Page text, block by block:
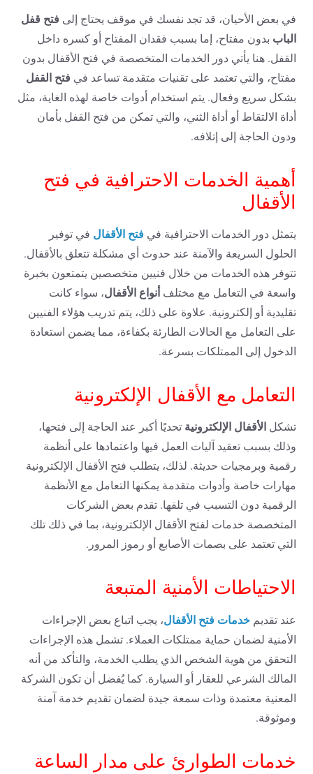
في بعض الأحيان، قد تجد نفسك في موقف يحتاج إلى فتح قفل
الباب بدون مفتاح، إما بسبب فقدان المفتاح أو كسره داخل
القفل. هنا يأتي دور الخدمات المتخصصة في فتح الأقفال بدون
مفتاح، والتي تعتمد على تقنيات متقدمة تساعد في فتح القفل
بشكل سريع وفعال. يتم استخدام أدوات خاصة لهذه الغاية، مثل
أداة الالتقاط أو أداة الثني، والتي تمكن من فتح القفل بأمان
ودون الحاجة إلى إتلافه.
أهمية الخدمات الاحترافية في فتح
الأقفال
يتمثل دور الخدمات الاحترافية في فتح الأقفال في توفير
الحلول السريعة والآمنة عند حدوث أي مشكلة تتعلق بالأقفال.
تتوفر هذه الخدمات من خلال فنيين متخصصين يتمتعون بخبرة
واسعة في التعامل مع مختلفأنواع الأقفال، سواء كانت
تقليدية أو إلكترونية. علاوة على ذلك، يتم تدريب هؤلاء الفنيين
على التعامل مع الحالات الطارئة بكفاءة، مما يضمن استعادة
الدخول إلى الممتلكات بسرعة.
التعامل مع الأقفال الإلكترونية
تشكل الأقفال الإلكترونية تحديًا أكبر عند الحاجة إلى فتحها،
وذلك بسبب تعقيد آليات العمل فيها واعتمادها على أنظمة
رقمية وبرمجيات حديثة. لذلك، يتطلب فتح الأقفال الإلكترونية
مهارات خاصة وأدوات متقدمة يمكنها التعامل مع الأنظمة
الرقمية دون التسبب في تلفها. تقدم بعض الشركات
المتخصصة خدمات لفتح الأقفال الإلكترونية، بما في ذلك تلك
التي تعتمد على بصمات الأصابع أو رموز المرور.
الاحتياطات الأمنية المتبعة
عند تقديم خدمات فتح الأقفال، يجب اتباع بعض الإجراءات
الأمنية لضمان حماية ممتلكات العملاء. تشمل هذه الإجراءات
التحقق من هوية الشخص الذي يطلب الخدمة، والتأكد من أنه
المالك الشرعي للعقار أو السيارة. كما يُفضل أن تكون الشركة
المعنية معتمدة وذات سمعة جيدة لضمان تقديم خدمة آمنة
وموثوقة.
خدمات الطوارئ على مدار الساعة